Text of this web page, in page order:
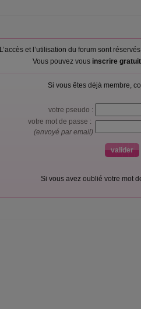
L’accès et l’utilisation du forum sont
Vous pouvez vous inscrire
Si vous êtes déjà membre,
votre pseudo :
votre mot de passe :
(envoyé par email)
Si vous avez oublié votre mot